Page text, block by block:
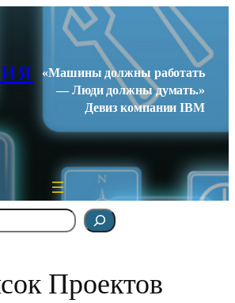
«Машины должны работать
— Люди должны думать.»
Девиз компании IBM
Проектов